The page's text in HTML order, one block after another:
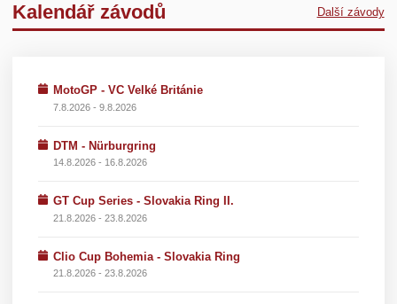
Kalendář závodů Další závody
MotoGP - VC Velké Británie
7.8.2026 - 9.8.2026
DTM - Nürburgring
14.8.2026 - 16.8.2026
GT Cup Series - Slovakia Ring II.
21.8.2026 - 23.8.2026
Clio Cup Bohemia - Slovakia Ring
21.8.2026 - 23.8.2026